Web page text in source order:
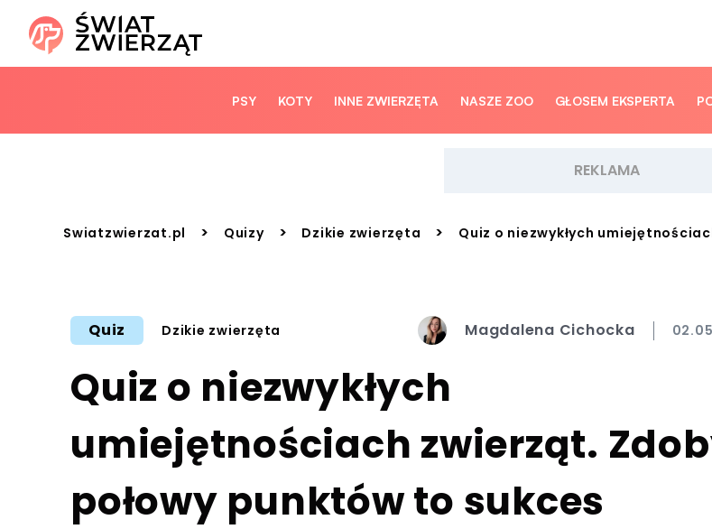
PSY KOTY INNE ZWIERZĘTA NASZE ZOO GŁOSEM EKSPERTA
Swiatzwierzat.pl > Quizy > Dzikie zwierzęta > Quiz o niezwykłych
Quiz Dzikie zwierzęta Magdalena Cichocka
Quiz o niezwykłych
umiejętnościach zwierząt.
połowy punktów to sukces